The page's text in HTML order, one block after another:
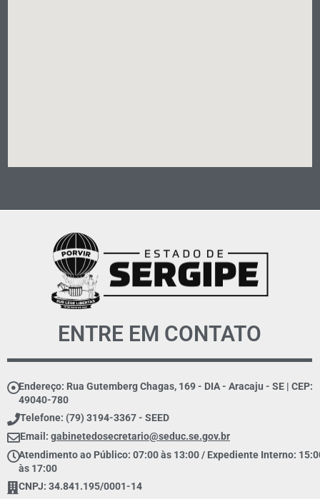
ENTRE EM CONTATO
Endereço: Rua Gutemberg Chagas, 169 - DIA - Aracaju - SE | CEP:
49040-780
Telefone: (79) 3194-3367 - SEED
Email: gabinetedosecretario@seduc.se.gov.br
Atendimento ao Público: 07:00 às 13:00 / Expediente Interno:
às 17:00
CNPJ: 34.841.195/0001-14